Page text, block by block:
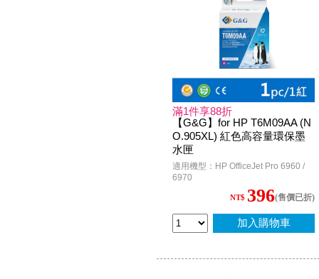
滿1件享88折
【G&G】for HP T6M09AA (N
O.905XL) 紅色高容量環保墨
水匣
適用機型：HP OfficeJet Pro 6960 /
6970
NT$ 396(售價已折)
加入購物車